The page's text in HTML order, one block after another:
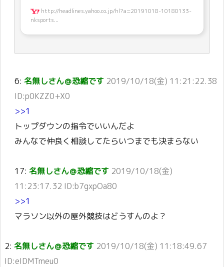
http://headlines.yahoo.co.jp/hl?a=20191018-10180133-
nksports...
6: 名無しさん＠恐縮です 2019/10/18(金) 11:21:22.38
ID:p0KZZ0+X0
>>1
トップダウンの指令でいいんだよ
みんなで仲良く相談してたらいつまでも決まらない
17: 名無しさん＠恐縮です 2019/10/18(金)
11:23:17.32 ID:b7gxpOa80
>>1
マラソン以外の屋外競技はどうすんのよ？
2: 名無しさん＠恐縮です 2019/10/18(金) 11:18:49.67
ID:eIDMTmeu0